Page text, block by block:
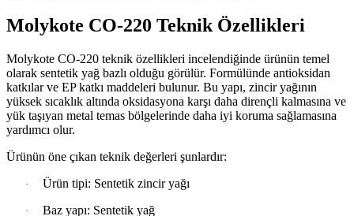
Molykote CO-220 Teknik Özellikleri
Molykote CO-220 teknik özellikleri incelendiğinde ürünün temel
olarak sentetik yağ bazlı olduğu görülür. Formülünde antioksidan
katkılar ve EP katkı maddeleri bulunur. Bu yapı, zincir yağının
yüksek sıcaklık altında oksidasyona karşı daha dirençli kalmasına ve
yük taşıyan metal temas bölgelerinde daha iyi koruma sağlamasına
yardımcı olur.
Ürünün öne çıkan teknik değerleri şunlardır:
· Ürün tipi: Sentetik zincir yağı
· Baz yapı: Sentetik yağ